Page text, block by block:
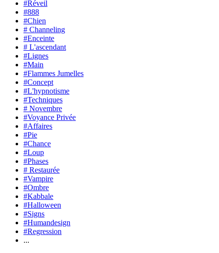
#Réveil
#888
#Chien
# Channeling
#Enceinte
# L'ascendant
#Lignes
#Main
#Flammes Jumelles
#Concept
#L'hypnotisme
#Techniques
# Novembre
#Voyance Privée
#Affaires
#Pie
#Chance
#Loup
#Phases
# Restaurée
#Vampire
#Ombre
#Kabbale
#Halloween
#Signs
#Humandesign
#Regression
...